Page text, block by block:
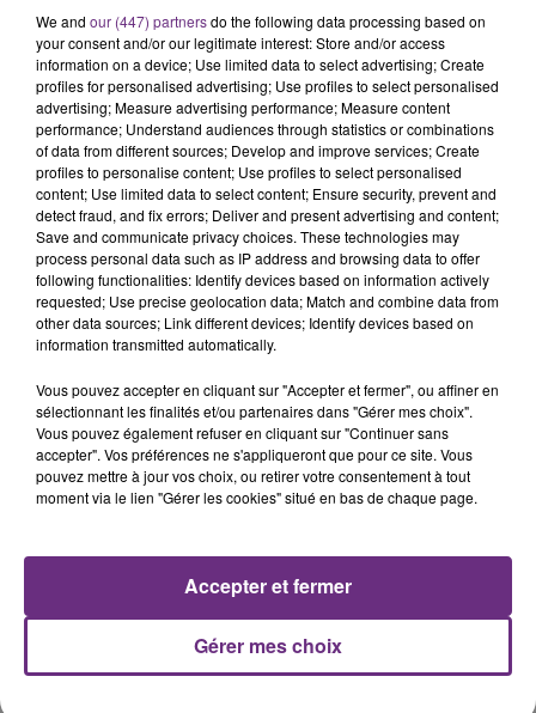
C'était l'une des institutions du centre-ville
rémois. Le magasin JouéClub est contraint de
fermer ses portes.
TITRES DIFFUSÉS
17h19
17h19
ALEX WARREN
Passenger
17h15
17h15
BRUNO MARS
I Just Might
17h12
17h12 17h06
17h06
We and our (447) partnersdo the following data processing based on
your consent and/or our legitimate interest: Store and/or access
information on a device; Use limited data to select advertising; Create
profiles for personalised advertising; Use profiles to select personalised
advertising; Measure advertising performance; Measure content
performance; Understand audiences through statistics or combinations
of data from different sources; Develop and improve services; Create
profiles to personalise content; Use profiles to select personalised
content; Use limited data to select content; Ensure security, prevent and
detect fraud, and fix errors; Deliver and present advertising and content;
Save and communicate privacy choices. These technologies may
process personal data such as IP address and browsing data to offer
following functionalities: Identify devices based on information actively
requested; Use precise geolocation data; Match and combine data from
other data sources; Link different devices; Identify devices based on
information transmitted automatically.
Vous pouvez accepter en cliquant sur "Accepter et fermer", ou affiner en
sélectionnant les finalités et/ou partenaires dans "Gérer mes choix".
Vous pouvez également refuser en cliquant sur "Continuer sans
accepter". Vos préférences ne s'appliqueront que pour ce site. Vous
pouvez mettre à jour vos choix, ou retirer votre consentement à tout
moment via le lien "Gérer les cookies" situé en bas de chaque page.
Gérer mes choix
Accepter et fermer